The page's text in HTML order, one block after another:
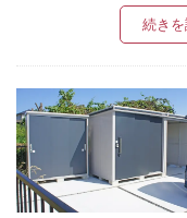
東洋工業 ピンコロ
東洋工業 ブリッ
東洋工業 リプノ
東洋工業 口金MS
福彫 ステンレス
美濃クラフト
続き
LIXIL デザイナー
LIXIL ハイサモア
LIXIL ファンクシ
LIXIL ファンクシ
LIXIL フェンスAB